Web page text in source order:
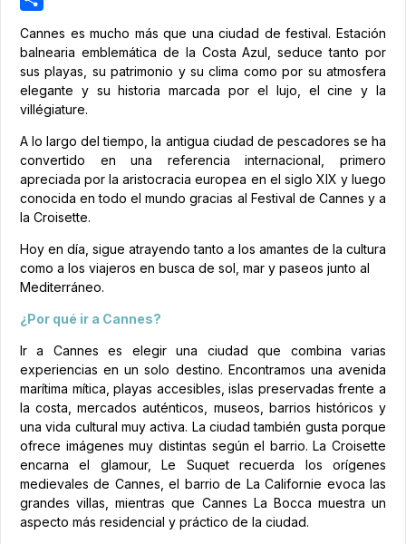
Cannes es mucho más que una ciudad de festival. Estación
balnearia emblemática de la Costa Azul, seduce tanto por
sus playas, su patrimonio y su clima como por su atmosfera
elegante y su historia marcada por el lujo, el cine y la
villégiature.
A lo largo del tiempo, la antigua ciudad de pescadores se ha
convertido en una referencia internacional, primero
apreciada por la aristocracia europea en el siglo XIX y luego
conocida en todo el mundo gracias al Festival de Cannes y a
la Croisette.
Hoy en día, sigue atrayendo tanto a los amantes de la cultura
como a los viajeros en busca de sol, mar y paseos junto al
Mediterráneo.
¿Por qué ir a Cannes?
Ir a Cannes es elegir una ciudad que combina varias
experiencias en un solo destino. Encontramos una avenida
marítima mítica, playas accesibles, islas preservadas frente a
la costa, mercados auténticos, museos, barrios históricos y
una vida cultural muy activa. La ciudad también gusta porque
ofrece imágenes muy distintas según el barrio. La Croisette
encarna el glamour, Le Suquet recuerda los orígenes
medievales de Cannes, el barrio de La Californie evoca las
grandes villas, mientras que Cannes La Bocca muestra un
aspecto más residencial y práctico de la ciudad.